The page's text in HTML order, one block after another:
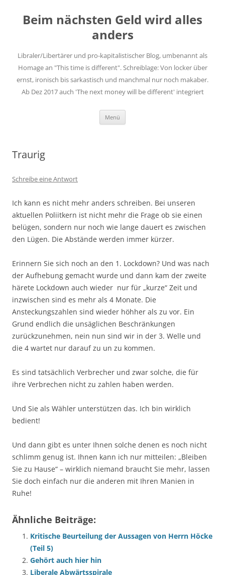
springen
Beim nächsten Geld wird alles
anders
Libraler/Libertärer und pro-kapitalistischer Blog, umbenannt als
Homage an "This time is different". Schreiblage: Von locker über
ernst, ironisch bis sarkastisch und manchmal nur noch makaber.
Ab Dez 2017 auch 'The next money will be different' integriert
Menü
Traurig
Schreibe eine Antwort
Ich kann es nicht mehr anders schreiben. Bei unseren
aktuellen Poliitkern ist nicht mehr die Frage ob sie einen
belügen, sondern nur noch wie lange dauert es zwischen
den Lügen. Die Abstände werden immer kürzer.
Erinnern Sie sich noch an den 1. Lockdown? Und was nach
der Aufhebung gemacht wurde und dann kam der zweite
härete Lockdown auch wieder nur für „kurze“ Zeit und
inzwischen sind es mehr als 4 Monate. Die
Ansteckungszahlen sind wieder höhher als zu vor. Ein
Grund endlich die unsäglichen Beschränkungen
zurückzunehmen, nein nun sind wir in der 3. Welle und
die 4 wartet nur darauf zu un zu kommen.
Es sind tatsächlich Verbrecher und zwar solche, die für
ihre Verbrechen nicht zu zahlen haben werden.
Und Sie als Wähler unterstützen das. Ich bin wirklich
bedient!
Und dann gibt es unter Ihnen solche denen es noch nicht
schlimm genug ist. Ihnen kann ich nur mitteilen: „Bleiben
Sie zu Hause“ – wirklich niemand braucht Sie mehr, lassen
Sie doch einfach nur die anderen mit Ihren Manien in
Ruhe!
Ähnliche Beiträge:
Kritische Beurteilung der Aussagen von Herrn Höcke
(Teil 5)
Gehört auch hier hin
Liberale Abwärtsspirale